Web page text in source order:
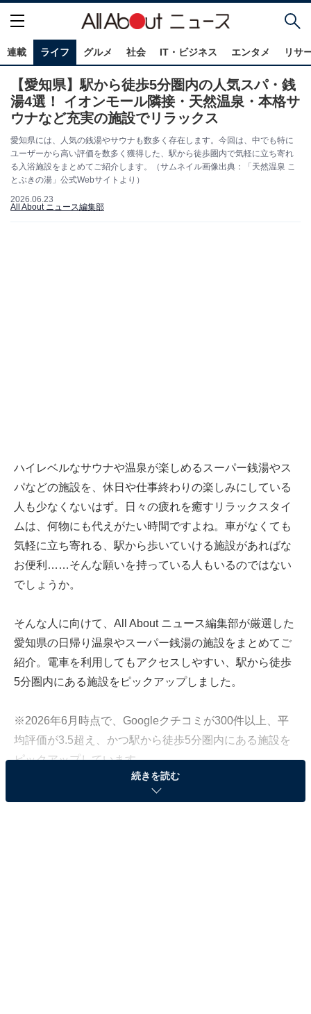
連載 ライフ グルメ 社会 IT・ビジネス エンタメ リサ
【愛知県】駅から徒歩5分圏内の人気スパ・銭
湯4選！ イオンモール隣接・天然温泉・本格サ
ウナなど充実の施設でリラックス
愛知県には、人気の銭湯やサウナも数多く存在します。今回は、中でも特に
ユーザーから高い評価を数多く獲得した、駅から徒歩圏内で気軽に立ち寄れ
る入浴施設をまとめてご紹介します。（サムネイル画像出典：「天然温泉 こ
とぶきの湯」公式Webサイトより）
2026.06.23
All About ニュース編集部
ハイレベルなサウナや温泉が楽しめるスーパー銭湯やス
パなどの施設を、休日や仕事終わりの楽しみにしている
人も少なくないはず。日々の疲れを癒すリラックスタイ
ムは、何物にも代えがたい時間ですよね。車がなくても
気軽に立ち寄れる、駅から歩いていける施設があればな
お便利……そんな願いを持っている人もいるのではない
でしょうか。
そんな人に向けて、All About ニュース編集部が厳選した
愛知県の日帰り温泉やスーパー銭湯の施設をまとめてご
紹介。電車を利用してもアクセスしやすい、駅から徒歩
5分圏内にある施設をピックアップしました。
※2026年6月時点で、Googleクチコミが300件以上、平
均評価が3.5超え、かつ駅から徒歩5分圏内にある施設を
ピックアップしています
この記事の執筆者： All About ニュース編集
続きを読む